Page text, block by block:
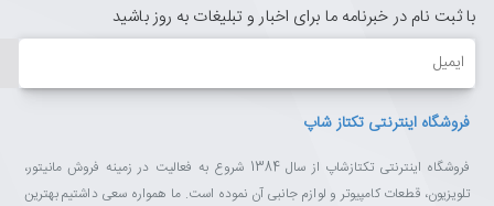
با ثبت نام در خبرنامه ما برای اخبار و تبلیغات به روز باشید
ایمیل
فروشگاه اینترنتی تکتاز شاپ
فروشگاه اینترنتی تکتازشاپ از سال 1384 شروع به فعالیت در زمینه فروش مانیتور،
تلویزیون، قطعات کامپیوتر و لوازم جانبی آن نموده است. ما همواره سعی داشتیم بهترین